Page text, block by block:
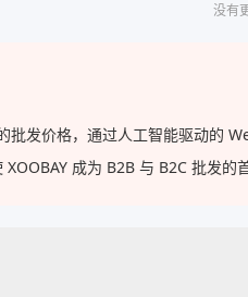
没有
批发价格，通过人工智能驱动的
成为 B2B 与 B2C 批发的